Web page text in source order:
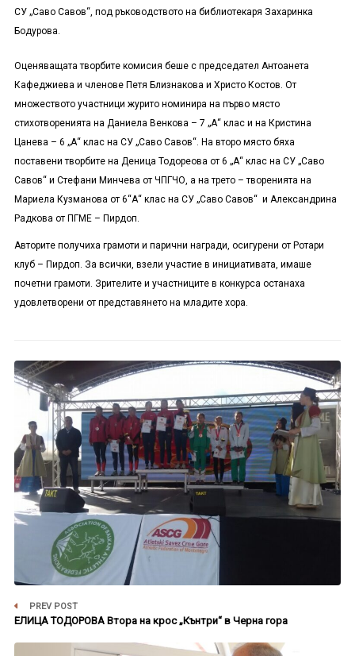
СУ „Саво Савов“, под ръководството на библиотекаря Захаринка
Бодурова.
Оценяващата творбите комисия беше с председател Антоанета
Кафеджиева и членове Петя Близнакова и Христо Костов. От
множеството участници журито номинира на първо място
стихотворенията на Даниела Венкова – 7 „А“ клас и на Кристина
Цанева – 6 „А“ клас на СУ „Саво Савов“. На второ място бяха
поставени творбите на Деница Тодореова от 6 „А“ клас на СУ „Саво
Савов“ и Стефани Минчева от ЧПГЧО, а на трето – творенията на
Мариела Кузманова от 6“А“ клас на СУ „Саво Савов“ и Александрина
Радкова от ПГМЕ – Пирдоп.
Авторите получиха грамоти и парични награди, осигурени от Ротари
клуб – Пирдоп. За всички, взели участие в инициативата, имаше
почетни грамоти. Зрителите и участниците в конкурса останаха
удовлетворени от представянето на младите хора.
PREV POST
ЕЛИЦА ТОДОРОВА Втора на крос „Кънтри“ в Черна гора